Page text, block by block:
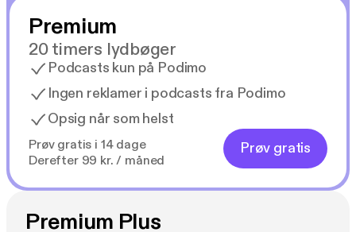
Premium
20 timers lydbøger
Podcasts kun på Podimo
Ingen reklamer i podcasts fra Podimo
Opsig når som helst
Prøv gratis i 14 dage
Derefter 99 kr. / måned
Prøv gratis
Premium Plus